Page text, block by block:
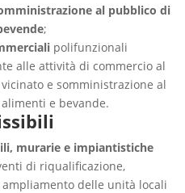
al pubblico di
;
polifunzionali
alle attività di commercio al
e somministrazione al
e bevande.
murarie e impiantistiche
di riqualificazione,
delle unità locali